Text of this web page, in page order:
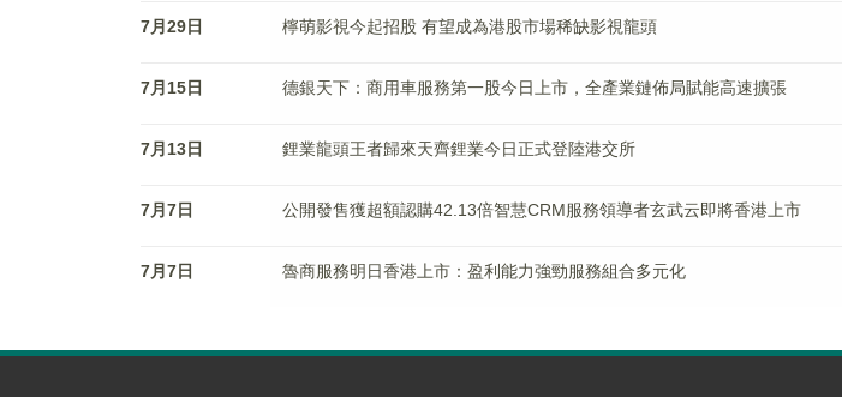
7月29日 檸萌影視今起招股 有望成為港股市場稀缺影視龍頭
7月15日 德銀天下：商用車服務第一股今日上市，全產業鏈佈局賦能高速擴張
7月13日 鋰業龍頭王者歸來天齊鋰業今日正式登陸港交所
7月7日 公開發售獲超額認購42.13倍智慧CRM服務領導者玄武云即將香港上市
7月7日 魯商服務明日香港上市：盈利能力強勁服務組合多元化